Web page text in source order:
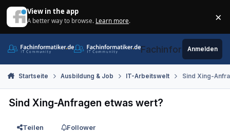
View in the app
A better way to browse. Learn more. ×
Fachinformatiker.de
Anmelden
Startseite Ausbildung & Job IT-Arbeitswelt Sind Xing-
Sind Xing-Anfragen etwas wert?
Teilen
Follower